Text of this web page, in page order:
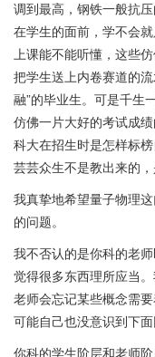
调到最高，钢铁一般抗
在学生的面前，学不会
上课能不能听懂，这些
把学生送上内卷赛道的
融”的毕业生。可是千生
仿佛一片大好的考试成
科大在招生时是怎样标
芸芸众生不是教出来的，
我真挚地希望量子物理
的问题。
我不否认的是你科的老
觉得很多东西理所应当
老师会忘记某些概念需
可能自己也没意识到下面
你科的学生阶层和老师